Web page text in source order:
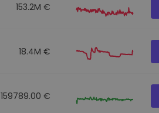
153.2M €
18.4M €
159789.00 €